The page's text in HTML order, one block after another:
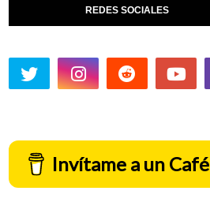
REDES SOCIALES
Invítame a un Café